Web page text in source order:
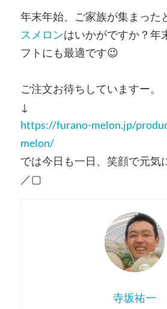
年末年始、ご家族が集まった
スメロンはいかがですか？年
フトにも最適です😉
ご注文お待ちしていますー。
↓
https://furano-melon.jp/
melon/
では今日も一日、笑顔で元気
／▢
寺坂祐一